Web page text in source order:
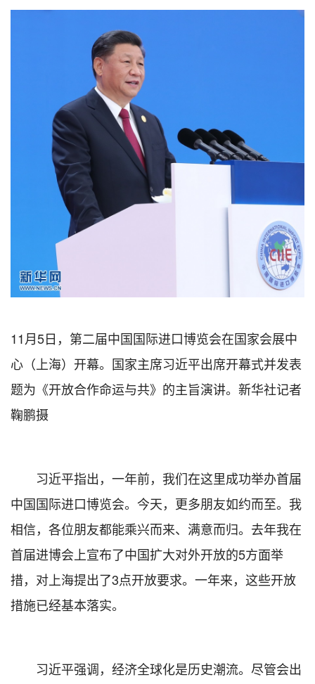
11月5日，第二届中国国际进口博览会在国家会展中
心（上海）开幕。国家主席习近平出席开幕式并发表
题为《开放合作命运与共》的主旨演讲。新华社记者
鞠鹏摄
习近平指出，一年前，我们在这里成功举办首届
中国国际进口博览会。今天，更多朋友如约而至。我
相信，各位朋友都能乘兴而来、满意而归。去年我在
首届进博会上宣布了中国扩大对外开放的5方面举
措，对上海提出了3点开放要求。一年来，这些开放
措施已经基本落实。
习近平强调，经济全球化是历史潮流。尽管会出